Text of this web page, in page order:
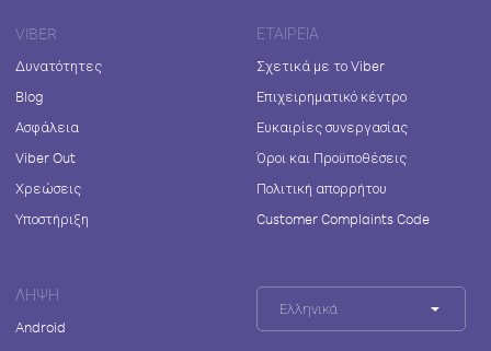
VIBER
Δυνατότητες
Blog
Ασφάλεια
Viber Out
Χρεώσεις
Υποστήριξη
ΕΤΑΙΡΕΊΑ
Σχετικά με το Viber
Επιχειρηματικό κέντρο
Ευκαιρίες συνεργασίας
Όροι και Προϋποθέσεις
Πολιτική απορρήτου
Customer Complaints Code
ΛΉΨΗ
Android
Ελληνικά